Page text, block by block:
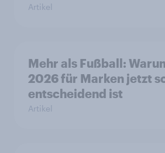
Artikel
Mehr als Fußball:
2026 für Marken jetzt
entscheidend ist
Artikel